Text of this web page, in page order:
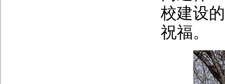
校建设
祝福。